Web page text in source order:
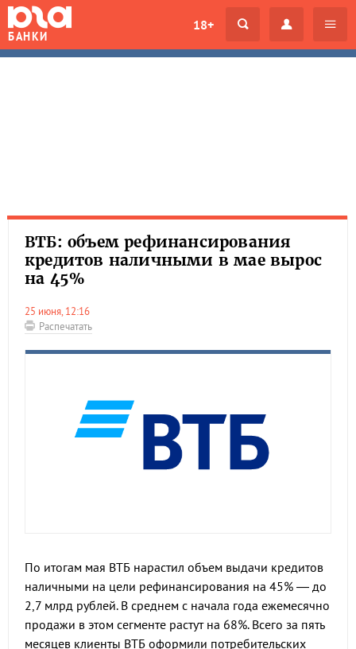
БАНКИ
18+
ВТБ: объем рефинансирования
кредитов наличными в мае вырос
на 45%
25 июня, 12:16
Распечатать
По итогам мая ВТБ нарастил объем выдачи кредитов
наличными на цели рефинансирования на 45% — до
2,7 млрд рублей. В среднем с начала года ежемесячно
продажи в этом сегменте растут на 68%. Всего за пять
месяцев клиенты ВТБ оформили потребительских